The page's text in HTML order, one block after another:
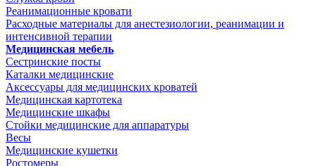
Реанимационные кровати
Расходные материалы для анестезиологии, реанимации и
интенсивной терапии
Медицинская мебель
Сестринские посты
Каталки медицинские
Аксессуары для медицинских кроватей
Медицинская картотека
Медицинские шкафы
Стойки медицинские для аппаратуры
Весы
Медицинские кушетки
Ростомеры